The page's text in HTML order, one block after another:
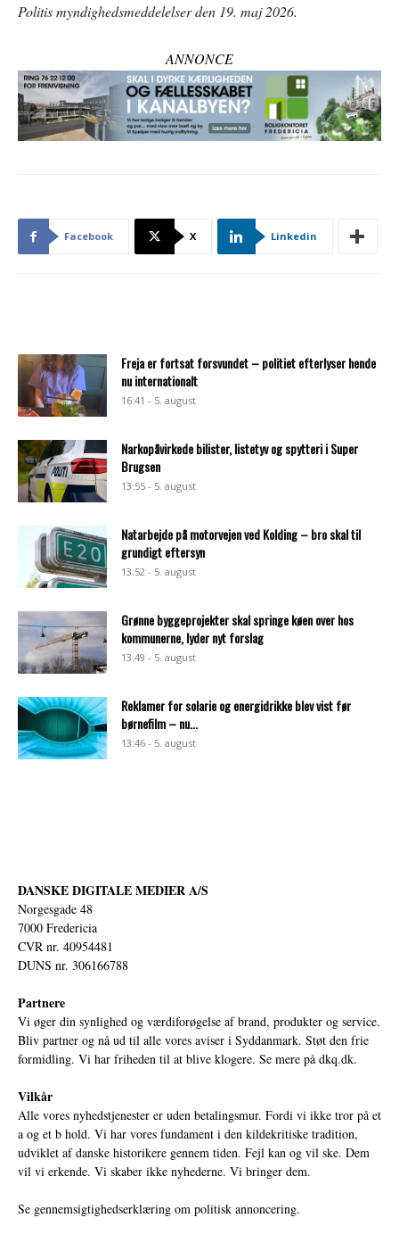
Politis myndighedsmeddelelser den 19. maj 2026.
ANNONCE
Facebook X Linkedin
Freja er fortsat forsvundet – politiet efterlyser hende
nu internationalt
16:41 - 5. august
Narkopåvirkede bilister, listetyv og spytteri i Super
Brugsen
13:55 - 5. august
Natarbejde på motorvejen ved Kolding – bro skal til
grundigt eftersyn
13:52 - 5. august
Grønne byggeprojekter skal springe køen over hos
kommunerne, lyder nyt forslag
13:49 - 5. august
Reklamer for solarie og energidrikke blev vist før
børnefilm – nu...
13:46 - 5. august
DANSKE DIGITALE MEDIER A/S
Norgesgade 48
7000 Fredericia
CVR nr. 40954481
DUNS nr. 306166788
Partnere
Vi øger din synlighed og værdiforøgelse af brand, produkter og service.
Bliv partner og nå ud til alle vores aviser i Syddanmark. Støt den frie
formidling. Vi har friheden til at blive klogere. Se mere på dkq.dk.
Vilkår
Alle vores nyhedstjenester er uden betalingsmur. Fordi vi ikke tror på et
a og et b hold. Vi har vores fundament i den kildekritiske tradition,
udviklet af danske historikere gennem tiden. Fejl kan og vil ske. Dem
vil vi erkende. Vi skaber ikke nyhederne. Vi bringer dem.
Se gennemsigtighedserklæring om politisk annoncering.